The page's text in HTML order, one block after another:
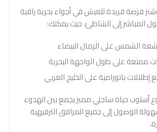
فرصة فريدة للعيش في أجواء بحرية راقية
المباشر إلى الشاطئ، حيث يمكنك:
الشمس على الرمال البيضاء
ممتعة على طول الواجهة البحرية
إطلالات بانورامية على الخليج العربي
أسلوب حياة ساحلي مميز يجمع بين الهدوء
الوصول إلى جميع المرافق الترفيهية